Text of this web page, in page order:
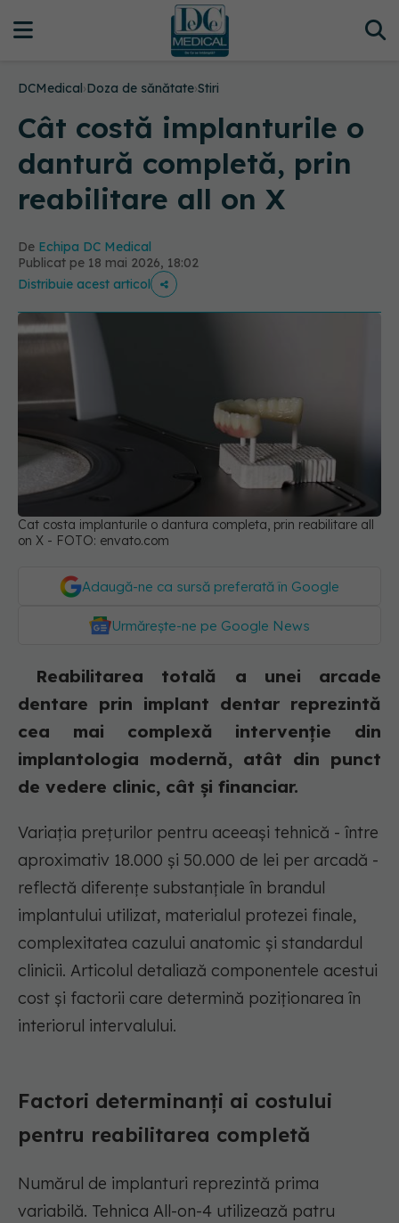
DCMedical›Doza de sănătate›Stiri
Cât costă implanturile o
dantură completă, prin
reabilitare all on X
De Echipa DC Medical
Publicat pe 18 mai 2026, 18:02
Distribuie acest articol
Cat costa implanturile o dantura completa, prin reabilitare all
on X - FOTO: envato.com
Adaugă-ne ca sursă preferată în Google
Urmărește-ne pe Google News
Reabilitarea totală a unei arcade
dentare prin implant dentar reprezintă
cea mai complexă intervenție din
implantologia modernă, atât din punct
de vedere clinic, cât și financiar.
Variația prețurilor pentru aceeași tehnică - între
aproximativ 18.000 și 50.000 de lei per arcadă -
reflectă diferențe substanțiale în brandul
implantului utilizat, materialul protezei finale,
complexitatea cazului anatomic și standardul
clinicii. Articolul detaliază componentele acestui
cost și factorii care determină poziționarea în
interiorul intervalului.
Factori determinanți ai costului
pentru reabilitarea completă
Numărul de implanturi reprezintă prima
variabilă. Tehnica All-on-4 utilizează patru